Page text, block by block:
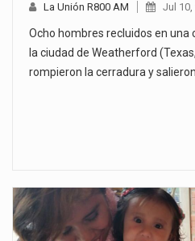
La Unión R800 AM Jul 10,
Ocho hombres recluidos en una
la ciudad de Weatherford
rompieron la cerradura y